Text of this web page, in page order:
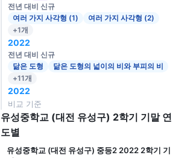
전년 대비 신규
여러 가지 사각형 (1)
여러 가지 사각형 (2)
+1개
2022
전년 대비 신규
닮은 도형
닮은 도형의 넓이의 비와 부피의 비
+11개
2022
비교 기준
유성중학교 (대전 유성구) 2학기 기말 연
도별
유성중학교 (대전 유성구) 중등2 2022 2학기 기